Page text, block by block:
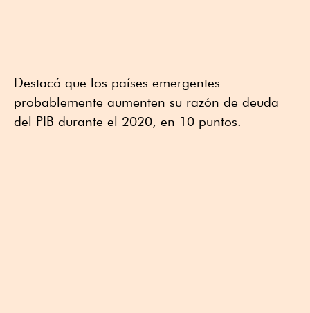
Destacó que los países emergentes
probablemente aumenten su razón de deuda
del PIB durante el 2020, en 10 puntos.